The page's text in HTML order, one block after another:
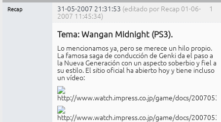
Mensajes [ 8 ]
1
Recap 31-05-2007 21:31:53 (editado por Recap 01-06-
2007 11:45:34)
Tema: Wangan Midnight (PS3).
Lo mencionamos ya, pero se merece un hilo propio.
La famosa saga de conducción de Genki da el paso a
la Nueva Generación con un aspecto soberbio y fiel a
su estilo. El sitio oficial ha abierto hoy y tiene incluso
un vídeo: